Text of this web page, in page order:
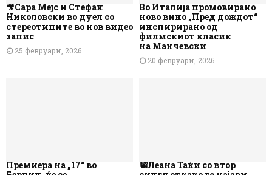
🎥Сара Мејс и Стефан
Николовски во дуел со
стереотипите во нов видео
запис
25 февруари, 2026
Во Италија промовирано
ново вино „Пред дождот“
инспирирано од
филмскиот класик
на Манчевски
20 февруари, 2026
Премиера на „17“ во
📽️Леана Таќи со втор